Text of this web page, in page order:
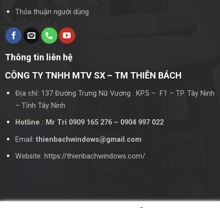
Thẩm mỹ và hiện đại
Với vẻ ngoài sang trọng và hiện đại, cửa trượt 2 cánh hệ
nhôm Xingfa không chỉ là một sản phẩm tiện ích mà còn là
một điểm nhấn thẩm mỹ cho không gian sống.
Cấu tạo của cửa trượt 2 cánh hệ nhôm Xingfa
Cấu trúc khung nhôm
Khung nhôm của cửa trượt 2 cánh hệ nhôm Xingfa được thiết
kế chắc chắn, đảm bảo độ bền và khả năng chịu lực cao.
Hệ thống bánh xe trượt
Hệ thống bánh xe trượt được làm từ chất liệu cao cấp, giúp
Thỏa thuận người dùng
Thông tin liên hệ
CÔNG TY TNHH MTV SX – TM THIÊN BÁCH
Địa chỉ: 137 Đường Trưng Nữ Vương . KP.5 – F.1 – TP. Tây Ninh
– Tỉnh Tây Ninh
Hotline : Mr Trí 0909 165 276 – 0904 997 022
Email: thienbachwindows@gmail.com
Website: https://thienbachwindows.com/